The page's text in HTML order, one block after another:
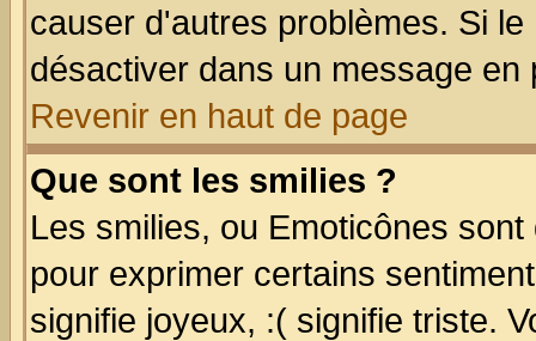
causer d'autres problèmes. Si
désactiver dans un message
Revenir en haut de page
Que sont les smilies ?
Les smilies, ou Emoticônes
pour exprimer certains
signifie joyeux, :( signifie triste.